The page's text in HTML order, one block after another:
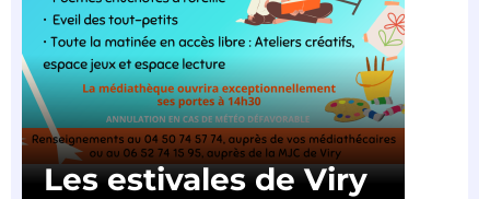
Les estivales de Viry